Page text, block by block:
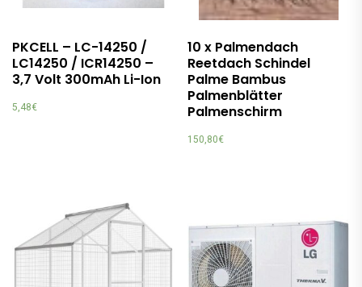
PKCELL – LC-14250 /
LC14250 / ICR14250 –
3,7 Volt 300mAh Li-Ion
5,48€
10 x Palmendach
Reetdach Schindel
Palme Bambus
Palmenblätter
Palmenschirm
150,80€